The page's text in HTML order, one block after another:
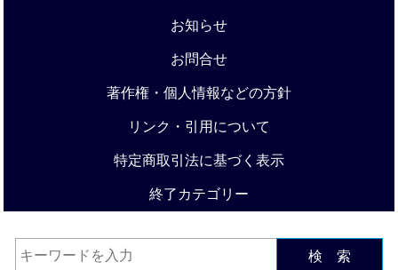
お知らせ
お問合せ
著作権・個人情報などの方針
リンク・引用について
特定商取引法に基づく表示
終了カテゴリー
検 索